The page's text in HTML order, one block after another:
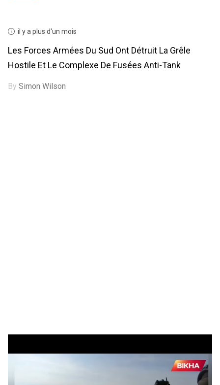
il y a plus d'un mois
Les Forces Armées Du Sud Ont Détruit La Grêle
Hostile Et Le Complexe De Fusées Anti-Tank
BySimon Wilson